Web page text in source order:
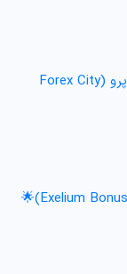
💰آموزش بروکر فارکس سیتی پرو (Forex City